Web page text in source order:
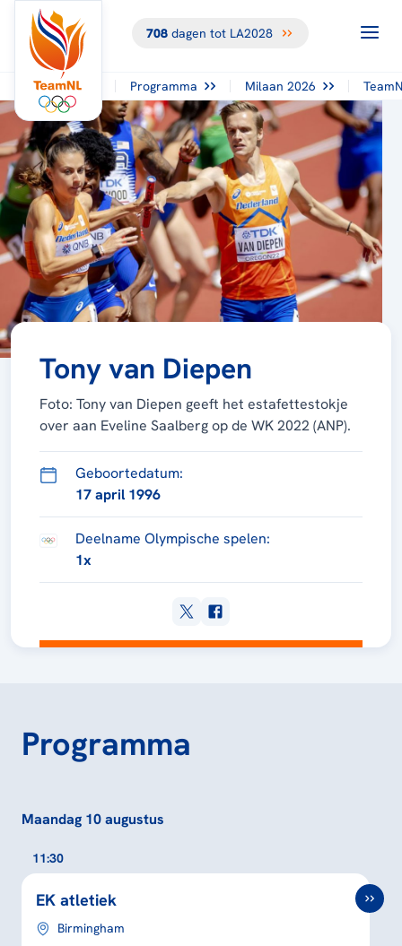
708dagen tot LA2028
Programma Milaan 2026
Tony van Diepen
Foto: Tony van Diepen geeft het estafettestokje
over aan Eveline Saalberg op de WK 2022 (ANP).
Geboortedatum:
17 april 1996
Deelname Olympische spelen:
1x
Programma
Maandag 10 augustus
11:30
EK atletiek
Birmingham